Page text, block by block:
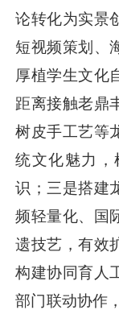
论转化为实景
短视频策划、
厚植学生文化
距离接触老鼎
树皮手工艺等
统文化魅力
识；三是搭建
频轻量化、国
遗技艺，有效
构建协同育人
部门联动协作